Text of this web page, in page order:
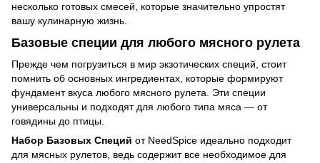
несколько готовых смесей, которые значительно упростят
вашу кулинарную жизнь.
Базовые специи для любого мясного рулета
Прежде чем погрузиться в мир экзотических специй, стоит
помнить об основных ингредиентах, которые формируют
фундамент вкуса любого мясного рулета. Эти специи
универсальны и подходят для любого типа мяса — от
говядины до птицы.
Набор Базовых Специй от NeedSpice идеально подходит
для мясных рулетов, ведь содержит все необходимое для